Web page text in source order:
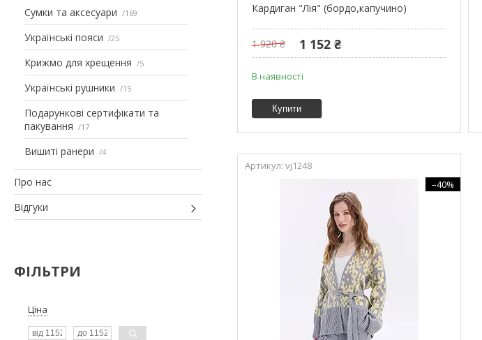
Сумки та аксесуари 169
Українські пояси 25
Крижмо для хрещення 5
Українські рушники 15
Подарункові сертифікати та
пакування
17
Вишиті ранери 4
Про нас
Відгуки
ФІЛЬТРИ
Ціна
Кардиган "Лія" (бордо,капучино)
1 920 ₴ 1 152 ₴
В наявності
Купити
vj1248
–40%